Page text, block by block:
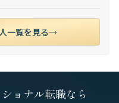
一覧を見る
ョナル転職なら